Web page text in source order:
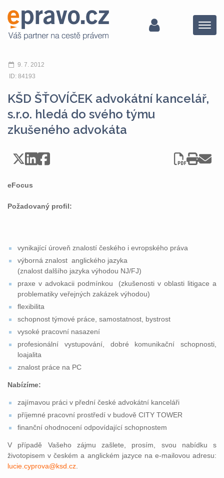
Menu
9. 7. 2012
ID: 84193
KŠD ŠŤOVÍČEK advokátní kancelář,
s.r.o. hledá do svého týmu
zkušeného advokáta
eFocus
Požadovaný proﬁl:
vynikající úroveň znalostí českého i evropského práva
výborná znalost anglického jazyka
(znalost dalšího jazyka výhodou NJ/FJ)
praxe v advokacii podmínkou (zkušenosti v oblasti litigace a
problematiky veřejných zakázek výhodou)
ﬂexibilita
schopnost týmové práce, samostatnost, bystrost
vysoké pracovní nasazení
profesionální vystupování, dobré komunikační schopnosti,
loajalita
znalost práce na PC
Nabízíme:
zajímavou práci v přední české advokátní kanceláři
příjemné pracovní prostředí v budově CITY TOWER
ﬁnanční ohodnocení odpovídající schopnostem
V případě Vašeho zájmu zašlete, prosím, svou nabídku s
životopisem v českém a anglickém jazyce na e-mailovou adresu:
lucie.cyprova@ksd.cz